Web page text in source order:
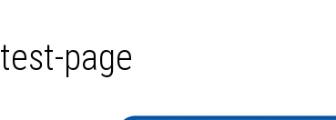
test-page